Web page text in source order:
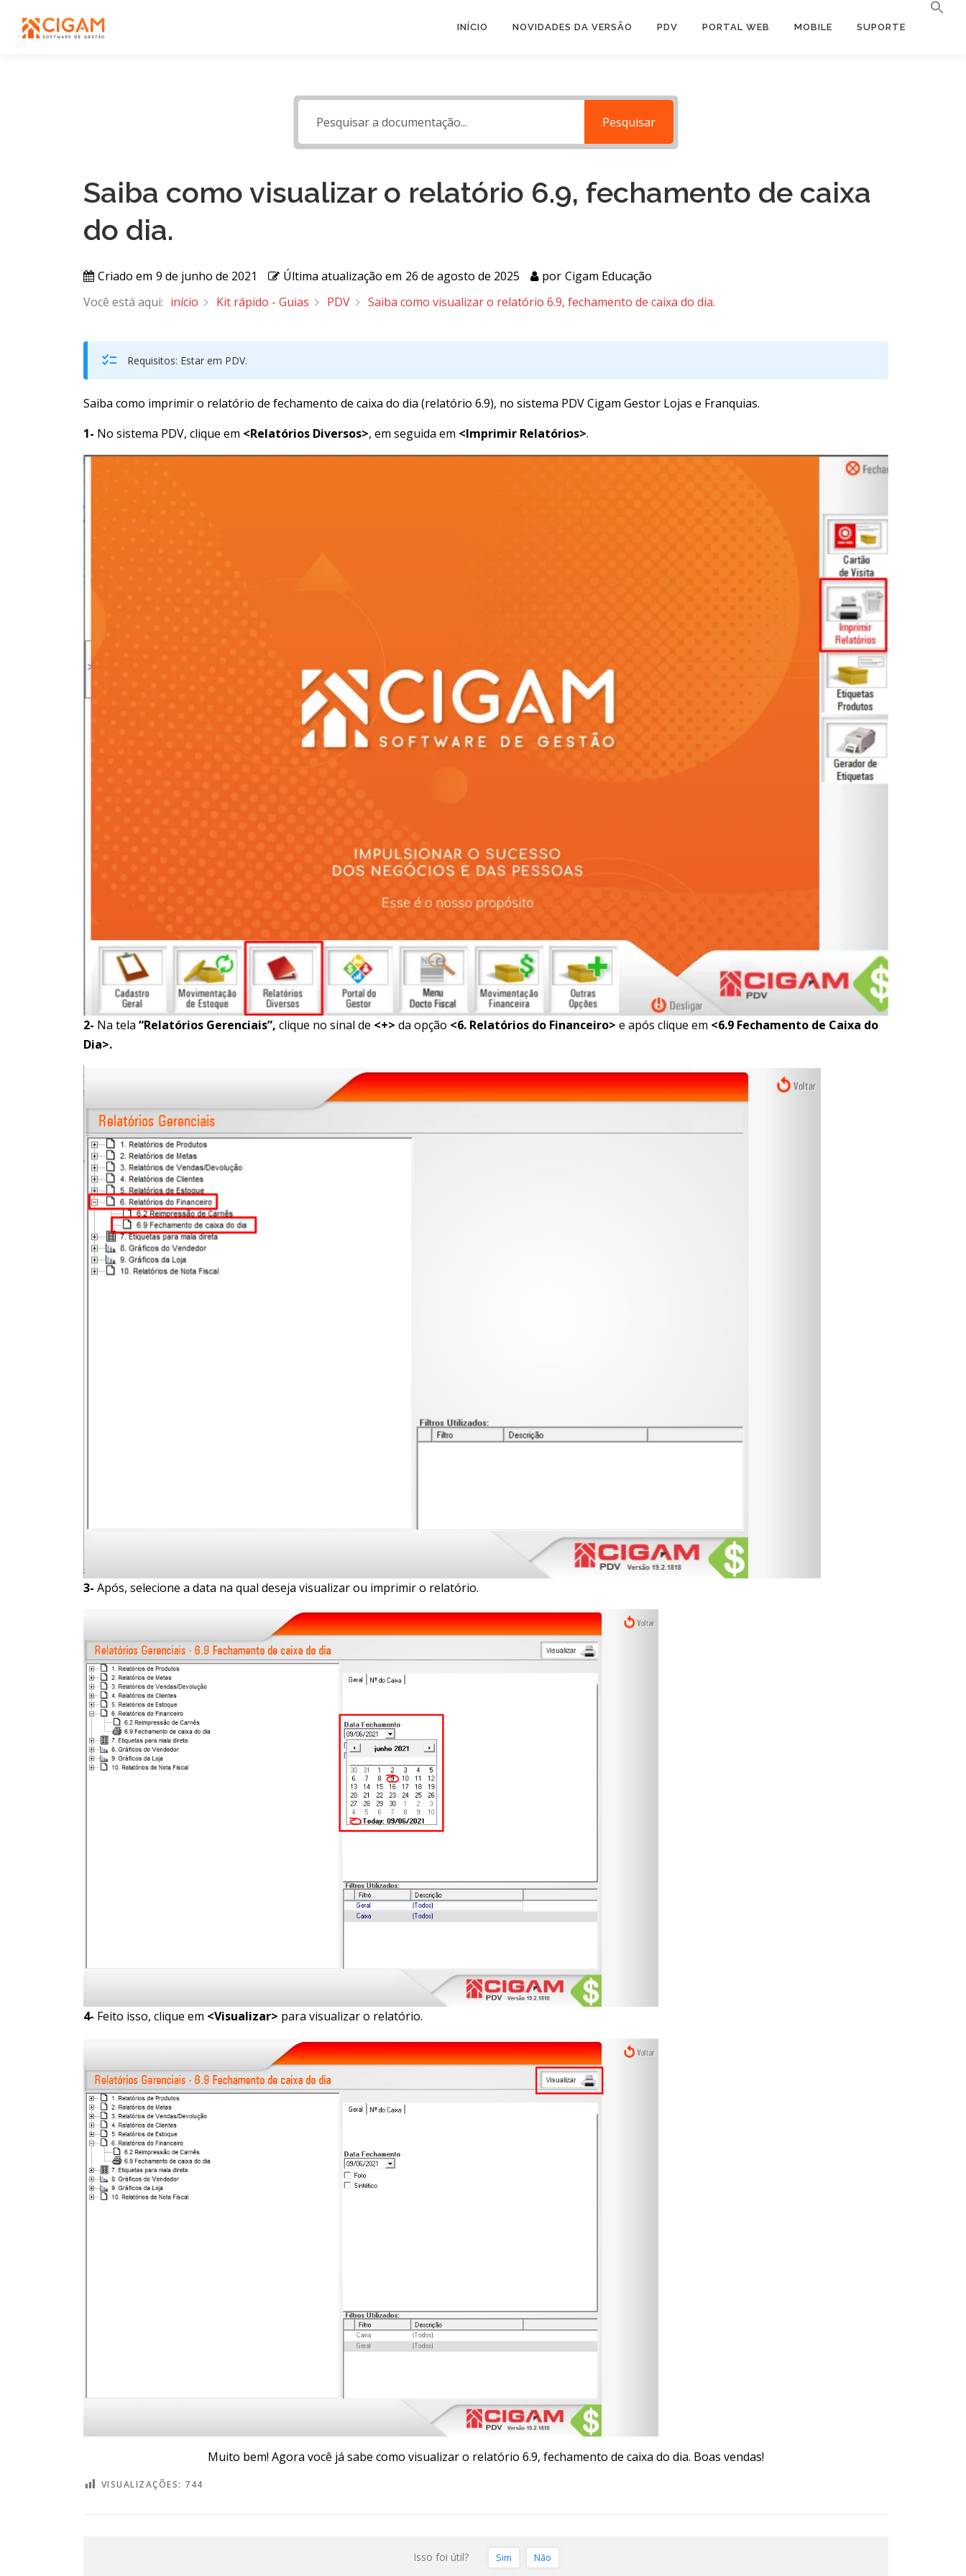
INÍCIO NOVIDADES DA VERSÃO PDV PORTAL WEB MOBILE SUPORTE
Pesquisar
Saiba como visualizar o relatório 6.9, fechamento de caixa
do dia.
Criado em 9 de junho de 2021 Última atualização em 26 de agosto de 2025 por Cigam Educação
Você está aqui: início Kit rápido - Guias PDV Saiba como visualizar o relatório 6.9, fechamento de caixa do dia.
Requisitos: Estar em PDV.
Saiba como imprimir o relatório de fechamento de caixa do dia (relatório 6.9), no sistema PDV Cigam Gestor Lojas e Franquias.
1- No sistema PDV, clique em <Relatórios Diversos>, em seguida em <Imprimir Relatórios>.
2- Na tela “Relatórios Gerenciais”, clique no sinal de <+> da opção <6. Relatórios do Financeiro> e após clique em <6.9 Fechamento de Caixa do
Dia>.
3- Após, selecione a data na qual deseja visualizar ou imprimir o relatório.
4- Feito isso, clique em <Visualizar> para visualizar o relatório.
Muito bem! Agora você já sabe como visualizar o relatório 6.9, fechamento de caixa do dia. Boas vendas!
VISUALIZAÇÕES: 744
Isso foi útil? Sim Não